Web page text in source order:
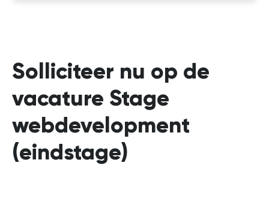
Solliciteer nu op de
vacature Stage
webdevelopment
(eindstage)